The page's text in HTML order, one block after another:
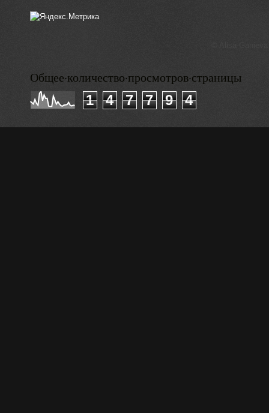
Общее·количество·просмотров·страницы
1
4 7 7 9 4